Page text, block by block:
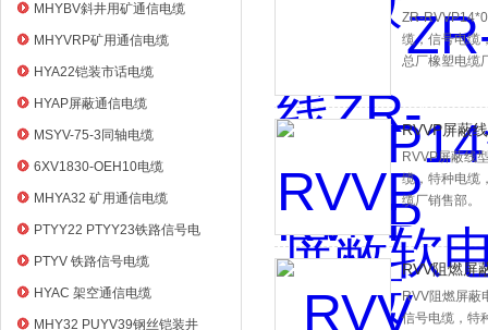
MHYBV斜井用矿通信电缆
MHYVRP矿用通信电缆
HYA22铠装市话电缆
HYAP屏蔽通信电缆
MSYV-75-3同轴电缆
6XV1830-OEH10电缆
MHYA32 矿用通信电缆
PTYY22 PTYY23铁路信号电
缆
PTYV 铁路信号电缆
HYAC 架空通信电缆
MHY32 PUYV39钢丝铠装井
ZR-
缆，信号电缆
总厂橡塑电缆
RVVP屏蔽
RVVP屏蔽线
缆，特种电缆
缆厂销售部。
RVV阻燃屏
RVV阻燃屏蔽
信号电缆，特